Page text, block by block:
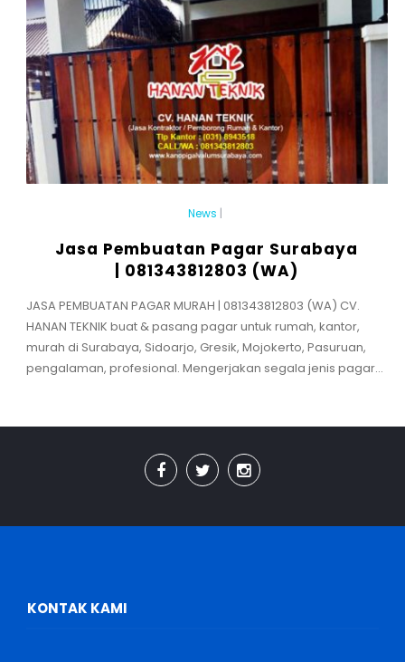
News |
Jasa Pembuatan Pagar Surabaya
| 081343812803 (WA)
JASA PEMBUATAN PAGAR MURAH | 081343812803 (WA) CV.
HANAN TEKNIK buat & pasang pagar untuk rumah, kantor,
murah di Surabaya, Sidoarjo, Gresik, Mojokerto, Pasuruan,
pengalaman, profesional. Mengerjakan segala jenis pagar...
KONTAK KAMI